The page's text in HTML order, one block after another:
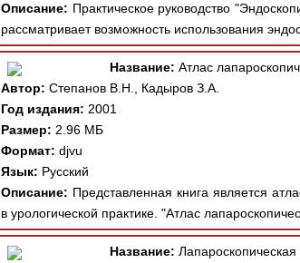
Описание: Практическое руководство
рассматривает возможность использования
Название: Атлас
Автор: Степанов В.Н., Кадыров З.А.
Год издания: 2001
Размер: 2.96 МБ
Формат: djvu
Язык: Русский
Описание: Представленная книга является
в урологической практике. "Атлас
Название: